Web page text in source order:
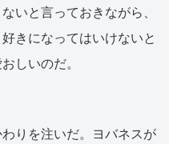
いと言っておきながら、
きになってはいけないと
しいのだ。
りを注いだ。ヨバネスが